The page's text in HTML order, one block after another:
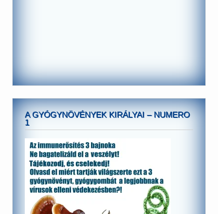
A GYÓGYNÖVÉNYEK KIRÁLYAI – NUMERO
1